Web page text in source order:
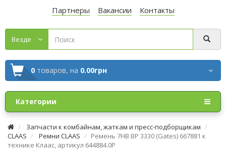
Партнеры
Вакансии Контакты
Везде
0 товаров, на 0.00грн
Категории
Запчасти к комбайнам, жаткам и пресс-подборщикам
CLAAS
Ремни CLAAS
Ремень 7HB BP 3330 (Gates) 667881 к
технике Клаас, артикул 644884.0P